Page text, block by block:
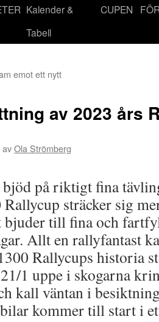
Kalender &
Tabell
CUPEN
emot ett nytt
av 2023 års
avOla Strömberg
bjöd på riktigt fina
Rallycup sträcker sig
bjuder till fina och
Allt en rallyfantast
Rallycups historia
1 uppe i skogarna
kall väntan i
kommer till start i